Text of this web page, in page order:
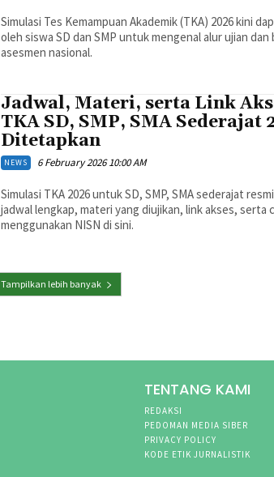
Simulasi Tes Kemampuan Akademik (TKA) 2026 kini
oleh siswa SD dan SMP untuk mengenal alur ujian
asesmen nasional.
Jadwal, Materi, serta Link
TKA SD, SMP, SMA Sederajat
Ditetapkan
NEWS 6 February 2026 10:00 AM
Simulasi TKA 2026 untuk SD, SMP, SMA sederajat
jadwal lengkap, materi yang diujikan, link akses, serta
menggunakan NISN di sini.
Tampilkan lebih banyak
TENTANG KAMI
REDAKSI
PEDOMAN MEDIA SIBER
PRIVACY POLICY
KODE ETIK JURNALISTIK